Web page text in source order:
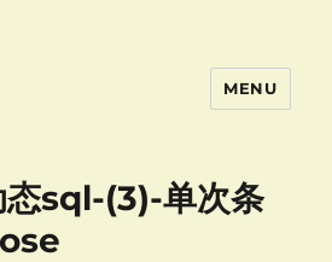
MENU
sql-(3)-单次条